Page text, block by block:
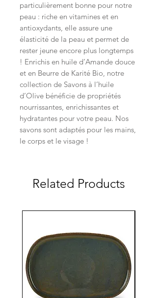
particulièrement bonne pour notre
peau : riche en vitamines et en
antioxydants, elle assure une
élasticité de la peau et permet de
rester jeune encore plus longtemps
! Enrichis en huile d’Amande douce
et en Beurre de Karité Bio, notre
collection de Savons à l’huile
d’Olive bénéficie de propriétés
nourrissantes, enrichissantes et
hydratantes pour votre peau. Nos
savons sont adaptés pour les mains,
le corps et le visage !
Related Products